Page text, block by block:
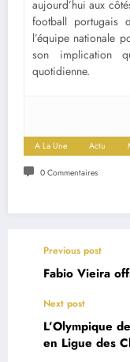
aujourd’hui aux
football portugais
l’équipe nationale
son implication
quotidienne.
A La Une Actu
0 Commentaires
Previous post
Fabio Vieira
Next post
L’Olympique
en Ligue des